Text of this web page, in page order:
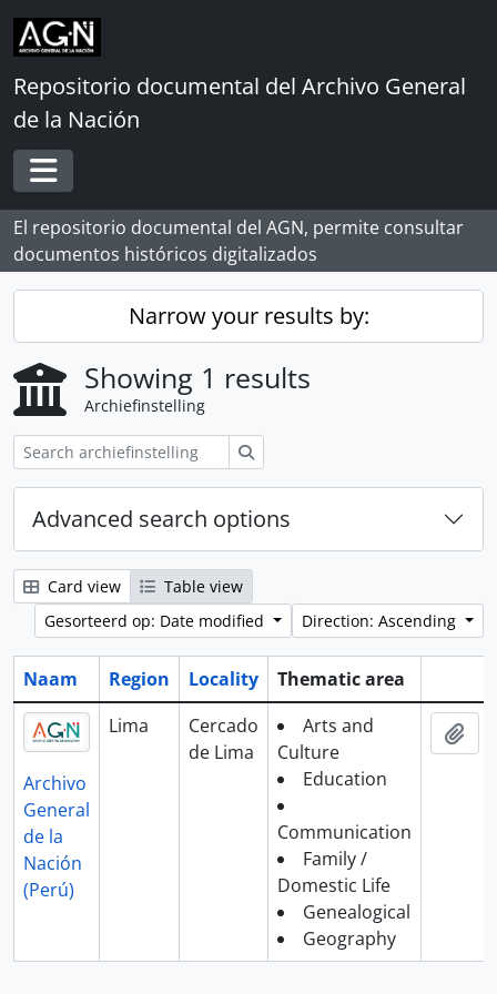
Skip to main content
Repositorio documental del Archivo General
de la Nación
Toggle navigation
El repositorio documental del AGN, permite consultar
documentos históricos digitalizados
Narrow your results by:
Showing 1 results
Archiefinstelling
Advanced search options
Card view
Table view
Gesorteerd op: Date modified
Direction: Ascending
Naam Region Locality
Thematic area
Archivo
General
de la
Nación
(Perú)
Lima
Cercado
de Lima
Arts and
Culture
Education
Communication
Family /
Domestic Life
Genealogical
Geography